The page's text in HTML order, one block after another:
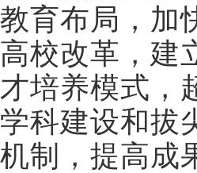
教育布局，加
高校改革，建
才培养模式，
学科建设和拔
机制，提高成